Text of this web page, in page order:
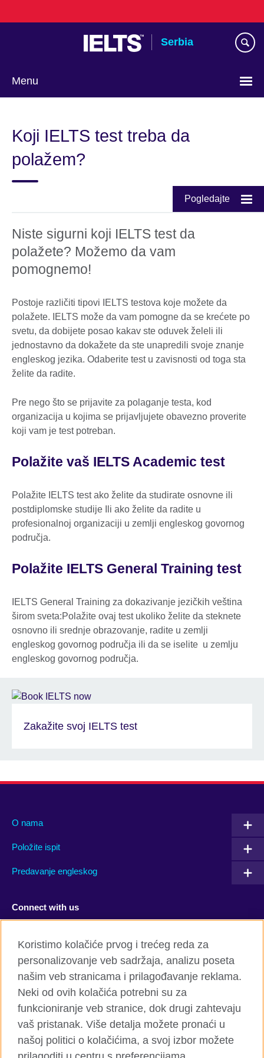
to
Serbia
Menu
language
Koji IELTS test treba da
polažem?
Pogledajte
Niste sigurni koji IELTS test da
polažete? Možemo da vam
pomognemo!
Postoje različiti tipovi IELTS testova koje možete da
polažete. IELTS može da vam pomogne da se krećete po
svetu, da dobijete posao kakav ste oduvek želeli ili
jednostavno da dokažete da ste unapredili svoje znanje
engleskog jezika. Odaberite test u zavisnosti od toga sta
želite da radite.
Pre nego što se prijavite za polaganje testa, kod
organizacija u kojima se prijavljujete obavezno proverite
koji vam je test potreban.
Polažite vaš IELTS Academic test
Polažite IELTS test ako želite da studirate osnovne ili
postdiplomske studije Ili ako želite da radite u
profesionalnoj organizaciji u zemlji engleskog govornog
područja.
Polažite IELTS General Training test
IELTS General Training za dokazivanje jezičkih veština
širom sveta:Polažite ovaj test ukoliko želite da steknete
osnovno ili srednje obrazovanje, radite u zemlji
engleskog govornog područja ili da se iselite u zemlju
engleskog govornog područja.
Zakažite svoj IELTS test
O nama
Položite ispit
Predavanje engleskog
Connect with us
YouTube Flickr
TikTok
Globalni sajt British Council-a
Koristimo kolačiće prvog i trećeg reda za
personalizovanje veb sadržaja, analizu poseta
našim veb stranicama i prilagođavanje reklama.
Neki od ovih kolačića potrebni su za
funkcioniranje veb stranice, dok drugi zahtevaju
vaš pristanak. Više detalja možete pronaći u
našoj politici o kolačićima, a svoj izbor možete